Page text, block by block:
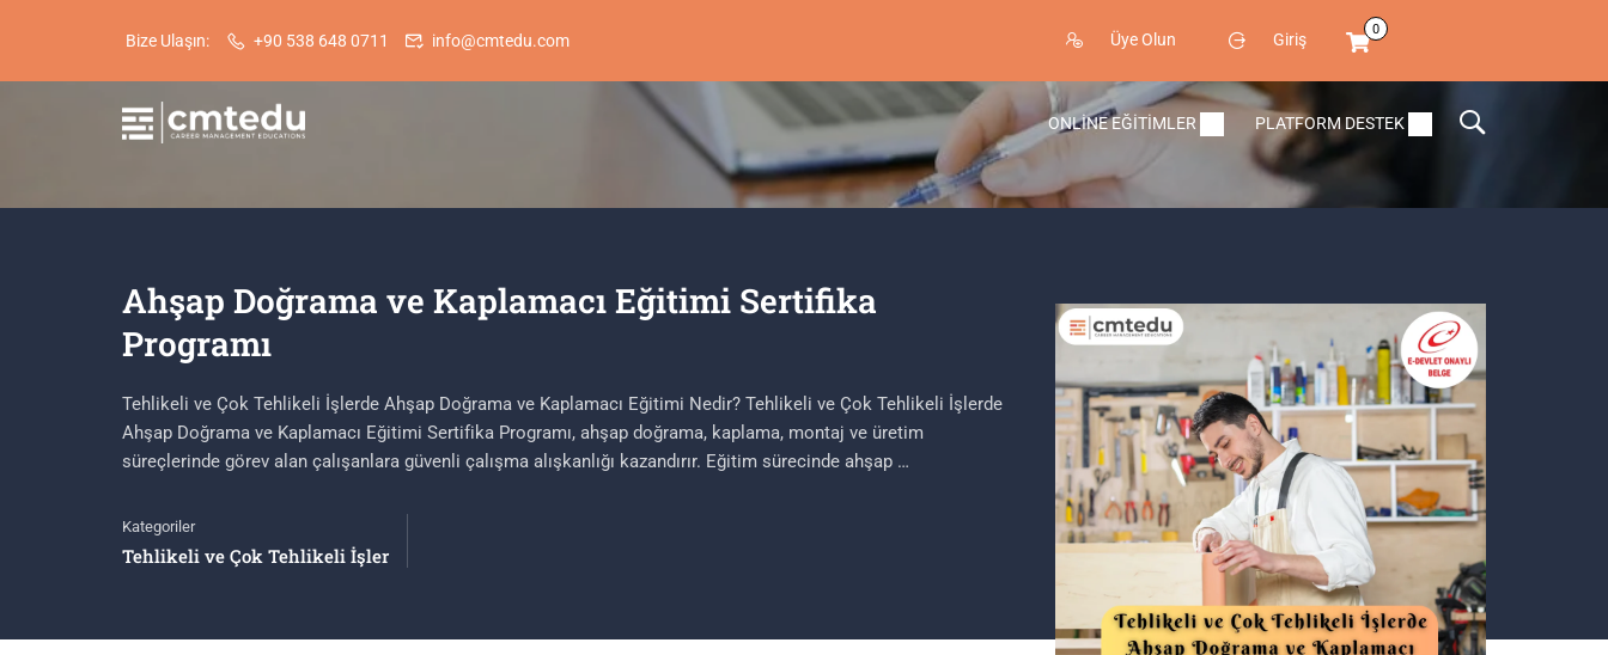
Bize Ulaşın: +90 538 648 0711 info@cmtedu.com Üye Olun Giriş
0
ONLINE EĞITIMLER PLATFORM DESTEK
Ahşap Doğrama ve Kaplamacı Eğitimi Sertifika
Programı
Tehlikeli ve Çok Tehlikeli İşlerde Ahşap Doğrama ve Kaplamacı Eğitimi Nedir? Tehlikeli ve Çok Tehlikeli İşlerde
Ahşap Doğrama ve Kaplamacı Eğitimi Sertifika Programı, ahşap doğrama, kaplama, montaj ve üretim
süreçlerinde görev alan çalışanlara güvenli çalışma alışkanlığı kazandırır. Eğitim sürecinde ahşap …
Kategoriler
Tehlikeli ve Çok Tehlikeli İşler